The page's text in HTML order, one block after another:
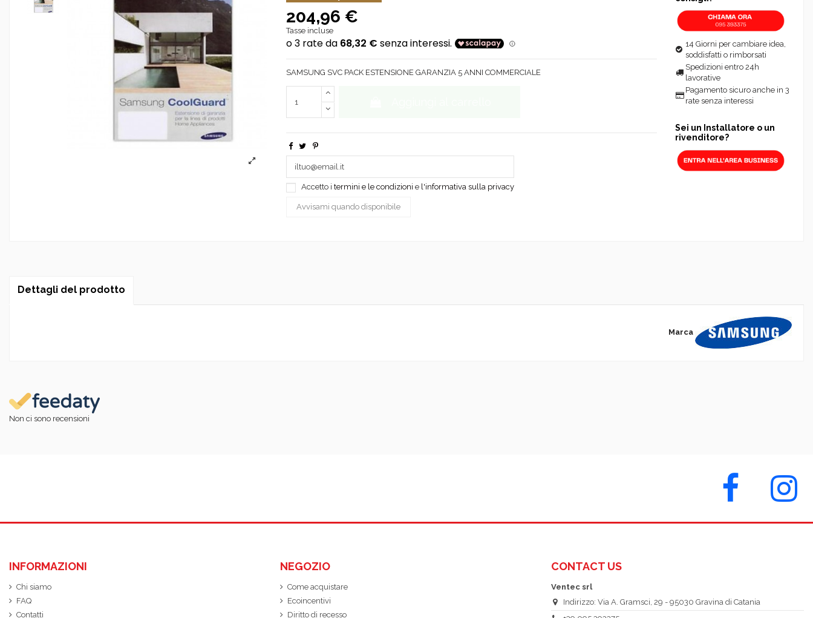
204,96 €
Tasse incluse
SAMSUNG SVC PACK ESTENSIONE GARANZIA 5 ANNI COMMERCIALE
Accetto itermini e le condizioni e l'informativa sulla privacy
14 Giorni per cambiare idea,
soddisfatti o rimborsati
Spedizioni entro 24h
lavorative
Pagamento sicuro anche in 3
rate senza interessi
Sei un Installatore o un
rivenditore?
Dettagli del prodotto
Marca
Non ci sono recensioni
INFORMAZIONI
Chi siamo
FAQ
Contatti
NEGOZIO
Come acquistare
Ecoincentivi
Diritto di recesso
CONTACT US
Ventec srl
Indirizzo: Via A. Gramsci, 29 - 95030 Gravina di Catania